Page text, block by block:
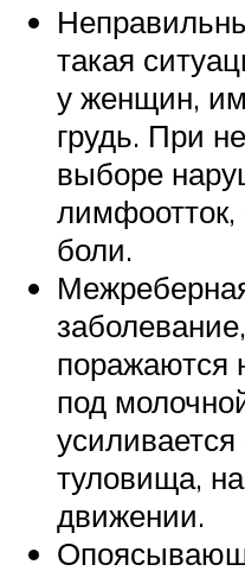
такая
у женщин,
грудь. При
выборе
лимфоотток,
боли.
поражаются
под
туловища,
движении.